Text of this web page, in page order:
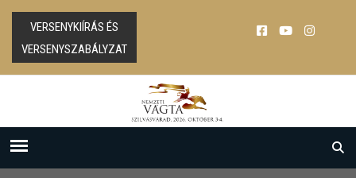
VERSENYKIÍRÁS ÉS
VERSENYSZABÁLYZAT